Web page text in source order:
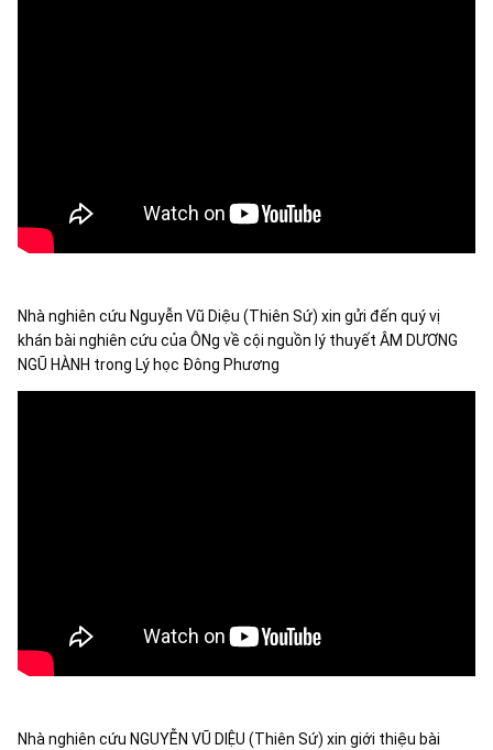
Nhà nghiên cứu Nguyễn Vũ Diệu (Thiên Sứ) xin gửi đến quý vị
khán bài nghiên cứu của ÔNg về cội nguồn lý thuyết ÂM DƯƠNG
NGŨ HÀNH trong Lý học Đông Phương
Nhà nghiên cứu NGUYỄN VŨ DIỆU (Thiên Sứ) xin giới thiệu bài